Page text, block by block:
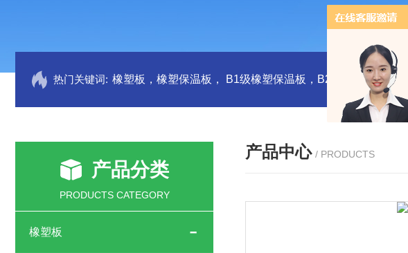
热门关键词:
产品分类
PRODUCTS CATEGORY
橡塑板
产品中心 / PRODUCTS